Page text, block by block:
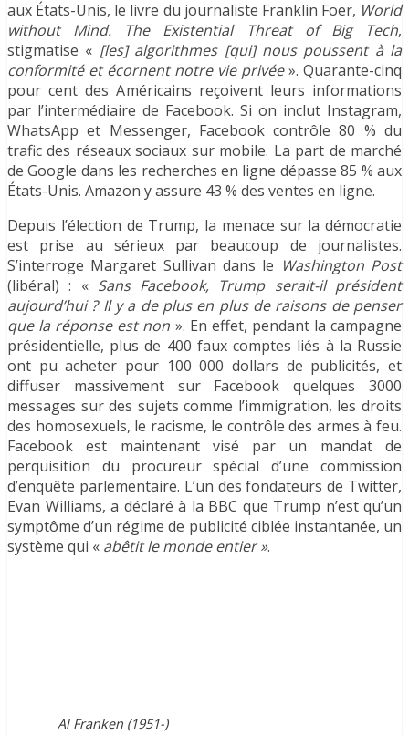
aux États-Unis, le livre du journaliste Franklin Foer, World
without Mind. The Existential Threat of Big Tech,
stigmatise « [les] algorithmes [qui] nous poussent à la
conformité et écornent notre vie privée». Quarante-cinq
pour cent des Américains reçoivent leurs informations
par l’intermédiaire de Facebook. Si on inclut Instagram,
WhatsApp et Messenger, Facebook contrôle 80 % du
trafic des réseaux sociaux sur mobile. La part de marché
de Google dans les recherches en ligne dépasse 85 % aux
États-Unis. Amazon y assure 43 % des ventes en ligne.
Depuis l’élection de Trump, la menace sur la démocratie
est prise au sérieux par beaucoup de journalistes.
S’interroge Margaret Sullivan dans le Washington Post
(libéral) : « Sans Facebook, Trump serait-il président
aujourd’hui ? Il y a de plus en plus de raisons de penser
que la réponse est non ». En effet, pendant la campagne
présidentielle, plus de 400 faux comptes liés à la Russie
ont pu acheter pour 100 000 dollars de publicités, et
diffuser massivement sur Facebook quelques 3000
messages sur des sujets comme l’immigration, les droits
des homosexuels, le racisme, le contrôle des armes à feu.
Facebook est maintenant visé par un mandat de
perquisition du procureur spécial d’une commission
d’enquête parlementaire. L’un des fondateurs de Twitter,
Evan Williams, a déclaré à la BBC que Trump n’est qu’un
symptôme d’un régime de publicité ciblée instantanée, un
système qui « abêtit le monde entier ».
Al Franken (1951-)